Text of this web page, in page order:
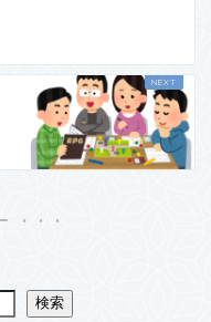
検索